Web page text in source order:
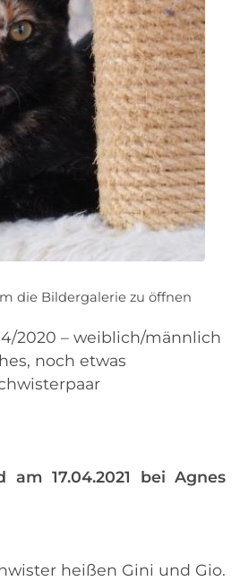
die Bildergalerie zu öffnen
2020 – weiblich/männlich
noch etwas
17.04.2021 bei Agnes
heißen Gini und Gio.